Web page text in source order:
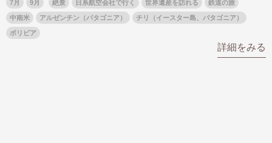
7月 9月 絶景 日系航空会社で行く 世界遺産を訪れる 鉄道の旅
中南米 アルゼンチン（パタゴニア） チリ（イースター島、パタゴニア）
ボリビア
詳細をみる